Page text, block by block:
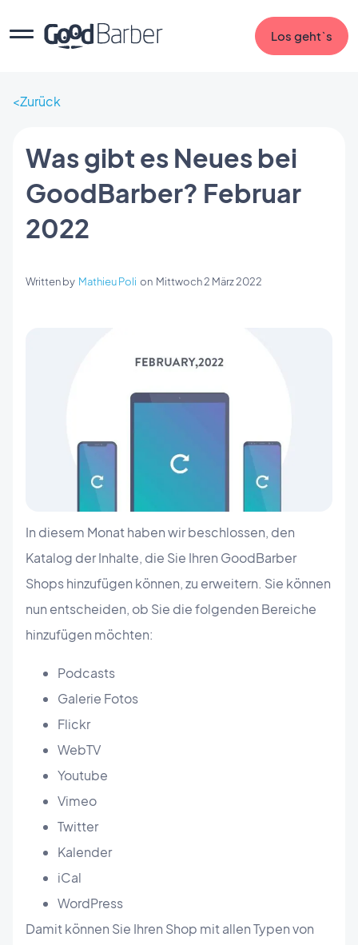
Los geht`s
Zurück
Was gibt es Neues bei
GoodBarber? Februar
2022
Written by Mathieu Poli on Mittwoch 2 März 2022
In diesem Monat haben wir beschlossen, den
Katalog der Inhalte, die Sie Ihren GoodBarber
Shops hinzufügen können, zu erweitern. Sie können
nun entscheiden, ob Sie die folgenden Bereiche
hinzufügen möchten:
Podcasts
Galerie Fotos
Flickr
WebTV
Youtube
Vimeo
Twitter
Kalender
iCal
WordPress
Damit können Sie Ihren Shop mit allen Typen von